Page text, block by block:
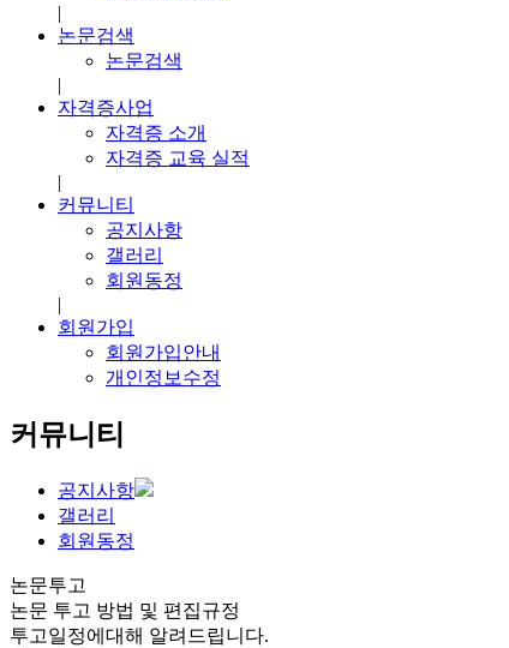
|
논문검색
논문검색
|
자격증사업
자격증 소개
자격증 교육 실적
|
커뮤니티
공지사항
갤러리
회원동정
|
회원가입
회원가입안내
개인정보수정
커뮤니티
공지사항
갤러리
회원동정
논문투고
논문 투고 방법 및 편집규정
투고일정에대해 알려드립니다.